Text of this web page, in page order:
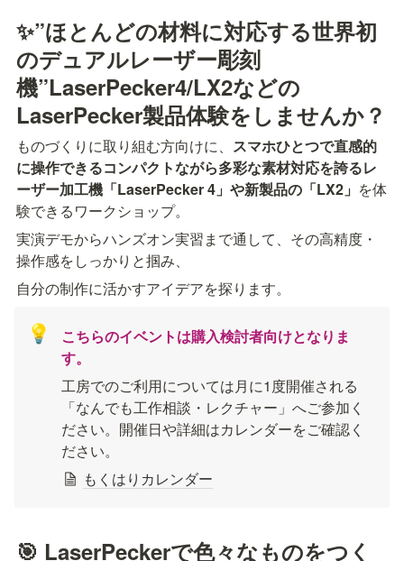
✨”ほとんどの材料に対応する世界初
のデュアルレーザー彫刻
機”LaserPecker4/LX2などの
LaserPecker製品体験をしませんか？
ものづくりに取り組む方向けに、 スマホひとつで直感的
に操作できるコンパクトながら多彩な素材対応を誇るレ
ーザー加工機「LaserPecker 4」や新製品の「LX2」 を体
験できるワークショップ。
実演デモからハンズオン実習まで通して、その高精度・
操作感をしっかりと掴み、
自分の制作に活かすアイデアを探ります。
💡
こちらのイベントは購入検討者向けとなりま
す。
工房でのご利用については月に1度開催される
「なんでも工作相談・レクチャー」へご参加く
ださい。開催日や詳細はカレンダーをご確認く
ださい。
もくはりカレンダー
🎯 LaserPeckerで色々なものをつく